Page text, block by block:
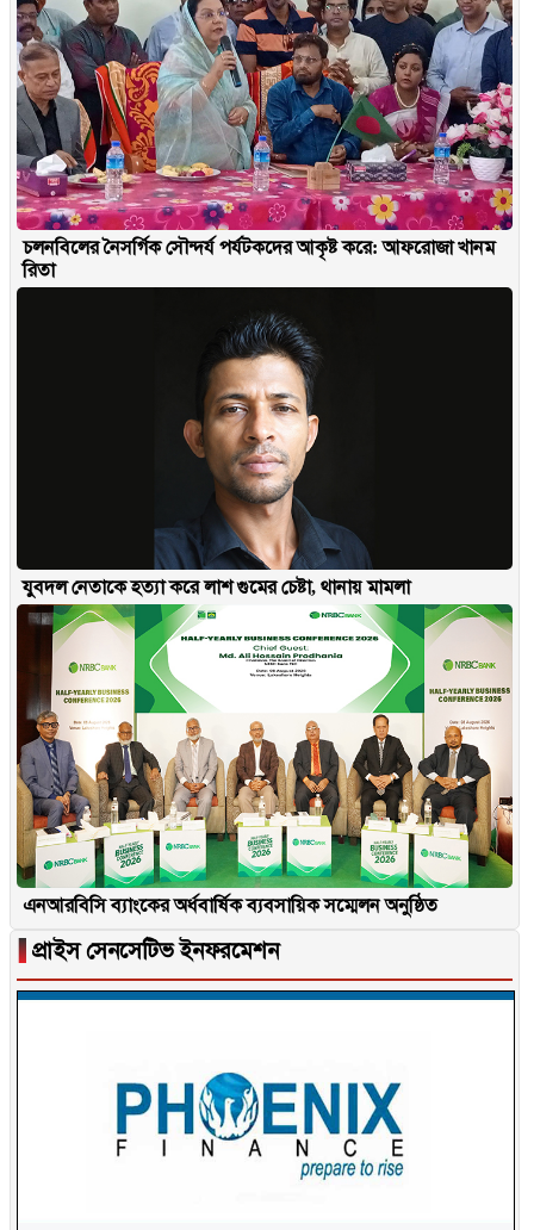
চলনবিলের নৈসর্গিক সৌন্দর্য পর্যটকদের আকৃষ্ট করে: আফরোজা খানম
রিতা
যুবদল নেতাকে হত্যা করে লাশ গুমের চেষ্টা, থানায় মামলা
এনআরবিসি ব্যাংকের অর্ধবার্ষিক ব্যবসায়িক সম্মেলন অনুষ্ঠিত
▐ প্রাইস সেনসেটিভ ইনফরমেশন